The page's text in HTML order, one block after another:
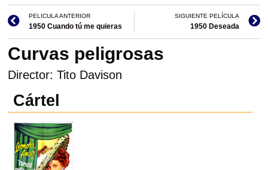
PELICULA ANTERIOR
1950 Cuando tú me quieras
SIGUIENTE PELÍCULA
1950 Deseada
Curvas peligrosas
Director: Tito Davison
Cártel